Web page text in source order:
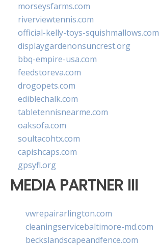
morseysfarms.com
riverviewtennis.com
official-kelly-toys-squishmallows.com
displaygardenonsuncrest.org
bbq-empire-usa.com
feedstoreva.com
drogopets.com
ediblechalk.com
tabletennisnearme.com
oaksofa.com
soultacohtx.com
capishcaps.com
gpsyfl.org
MEDIA PARTNER III
vwrepairarlington.com
cleaningservicebaltimore-md.com
beckslandscapeandfence.com